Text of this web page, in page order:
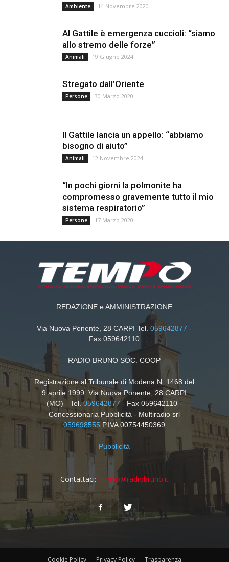
Ambiente 14 Novembre 2020
Al Gattile è emergenza cuccioli: “siamo
allo stremo delle forze”
Animali 19 Giugno 2024
Stregato dall’Oriente
Persone 30 Marzo 2020
Il Gattile lancia un appello: “abbiamo
bisogno di aiuto”
Animali 12 Novembre 2024
“In pochi giorni la polmonite ha
compromesso gravemente tutto il mio
sistema respiratorio”
Persone 17 Marzo 2020
REDAZIONE e AMMINISTRAZIONE
Via Nuova Ponente, 28 CARPI Tel.059642877 -
Fax 059642110
RADIO BRUNO SOC. COOP
Registrazione al Tribunale di Modena N. 1468 del
9 aprile 1999. Via Nuova Ponente, 28 CARPI
(MO) - Tel.059642877- Fax 059642110 -
Concessionaria Pubblicità - Multiradio srl
059698555 P.IVA 00754450369
Pubblicità
Contattaci: tempo@radiobruno.it
Cookie Policy Privacy Policy Trasparenza